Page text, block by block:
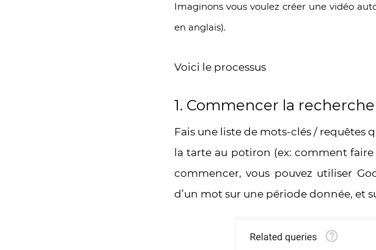
Imaginons vous voulez créer une vidéo
en anglais).
Voici le processus
1. Commencer la
Fais une liste de mots-clés /
la tarte au potiron (ex: comment
commencer, vous pouvez utiliser
d’un mot sur une période donnée, et